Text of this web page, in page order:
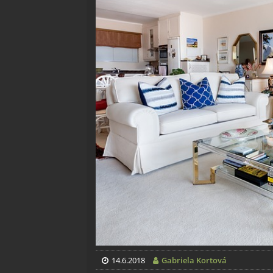
14.6.2018 Gabriela Kortová